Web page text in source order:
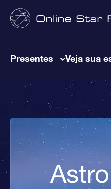
Presentes Veja sua